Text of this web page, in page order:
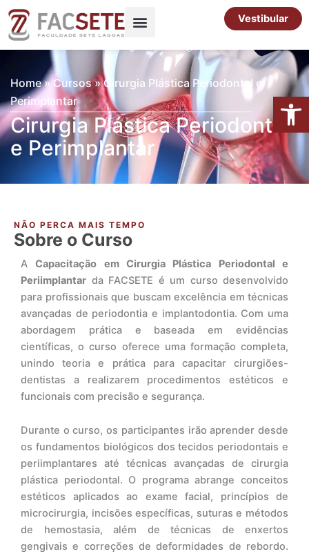
para
Vestibular
Home»Cursos»Cirurgia Plástica Periodontal e
Perimplantar
Cirurgia Plástica Periodontal
e Perimplantar
NÃO PERCA MAIS TEMPO
Sobre o Curso
ACapacitação em Cirurgia Plástica Periodontal e
Periimplantar da FACSETE é um curso desenvolvido
para profissionais que buscam excelência em técnicas
avançadas de periodontia e implantodontia. Com uma
abordagem prática e baseada em evidências
científicas, o curso oferece uma formação completa,
unindo teoria e prática para capacitar cirurgiões-
dentistas a realizarem procedimentos estéticos e
funcionais com precisão e segurança.
Durante o curso, os participantes irão aprender desde
os fundamentos biológicos dos tecidos periodontais e
periimplantares até técnicas avançadas de cirurgia
plástica periodontal. O programa abrange conceitos
estéticos aplicados ao exame facial, princípios de
microcirurgia, incisões específicas, suturas e métodos
de hemostasia, além de técnicas de enxertos
gengivais e correções de deformidades de rebordo.
Abrir